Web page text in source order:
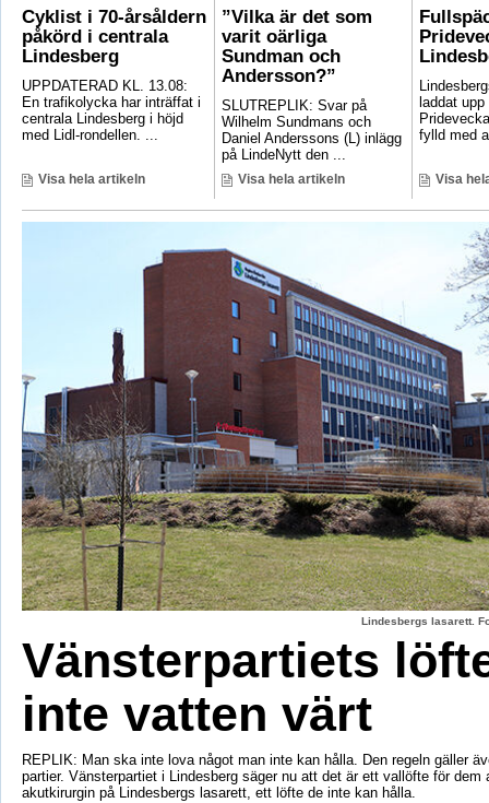
Cyklist i 70-årsåldern
påkörd i centrala
Lindesberg
UPPDATERAD KL. 13.08:
En trafikolycka har inträffat i
centrala Lindesberg i höjd
med Lidl-rondellen. ...
Visa hela artikeln
”Vilka är det som
varit oärliga
Sundman och
Andersson?”
SLUTREPLIK: Svar på
Wilhelm Sundmans och
Daniel Anderssons (L) inlägg
på LindeNytt den ...
Visa hela artikeln
laddat
fylld med
Visa
Lindesbergs lasarett.
Vänsterpartiets
inte vatten värt
REPLIK: Man ska inte lova något man inte kan hålla. Den regeln gäller
partier. Vänsterpartiet i Lindesberg säger nu att det är ett vallöfte för dem
akutkirurgin på Lindesbergs lasarett, ett löfte de inte kan hålla.